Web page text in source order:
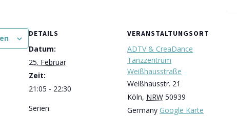
DETAILS
Datum:
25. Februar
Zeit:
21:05 - 22:30
Serien:
VERANSTALTUNGSORT
ADTV & CreaDance
Tanzzentrum
Weißhausstraße
Weißhausstr. 21
Köln, NRW 50939
Germany Google Karte